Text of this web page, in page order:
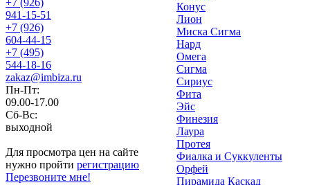
+7 (926)
941-15-51
+7 (926)
604-44-15
+7 (495)
544-18-16
zakaz@imbiza.ru
Пн-Пт:
09.00-17.00
Сб-Вс:
выходной
Для просмотра цен на сайте
нужно пройти регистрацию
Перезвоните мне!
Конус
Лион
Миска Сигма
Нард
Омега
Сигма
Сириус
Фита
Эйс
Финезия
Лаура
Протея
Фиалка и Суккуленты
Орфей
Пирамида Каскад